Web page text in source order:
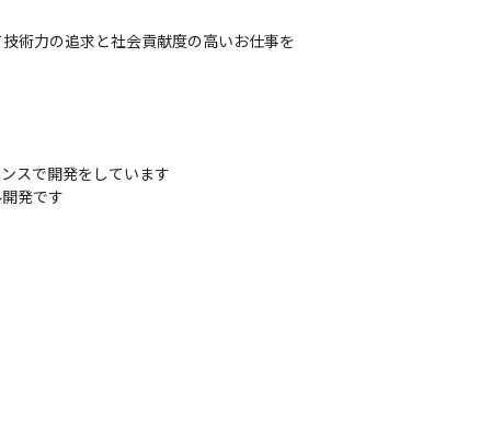
術力の追求と社会貢献度の高いお仕事を
スで開発をしています
発です